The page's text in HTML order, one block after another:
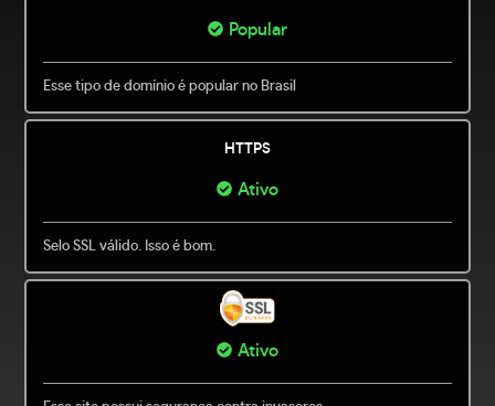
Popular
Esse tipo de domínio é popular no Brasil
HTTPS
Ativo
Selo SSL válido. Isso é bom.
Ativo